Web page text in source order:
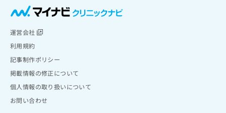
運営会社
利用規約
記事制作ポリシー
掲載情報の修正について
個人情報の取り扱いについて
お問い合わせ